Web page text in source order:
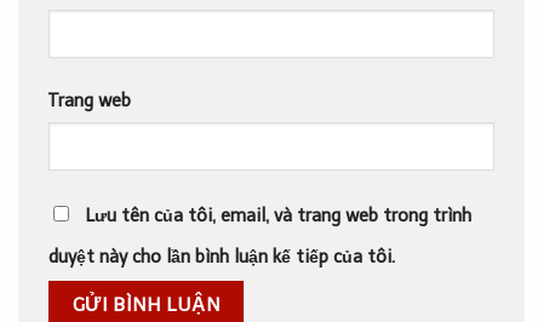
Trang web
Lưu tên của tôi, email, và trang web trong trình
duyệt này cho lần bình luận kế tiếp của tôi.